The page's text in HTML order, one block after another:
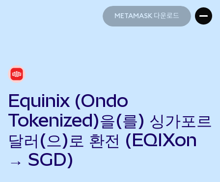
METAMASK 다운로드
Equinix (Ondo
Tokenized)을(를) 싱가포르
달러(으)로 환전 (EQIXon
→ SGD)